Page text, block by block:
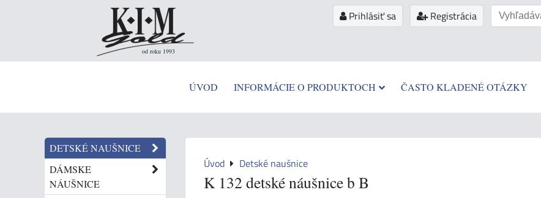
od roku 1993
Prihlásiť sa Registrácia
ÚVOD INFORMÁCIE O PRODUKTOCH ČASTO KLADENÉ OTÁZKY
Úvod Detské naušnice
K 132 detské náušnice b B
DETSKÉ NAUŠNICE
DÁMSKE
NÁUŠNICE